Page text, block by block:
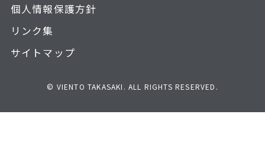
個人情報保護方針
リンク集
サイトマップ
© VIENTO TAKASAKI. ALL RIGHTS RESERVED.